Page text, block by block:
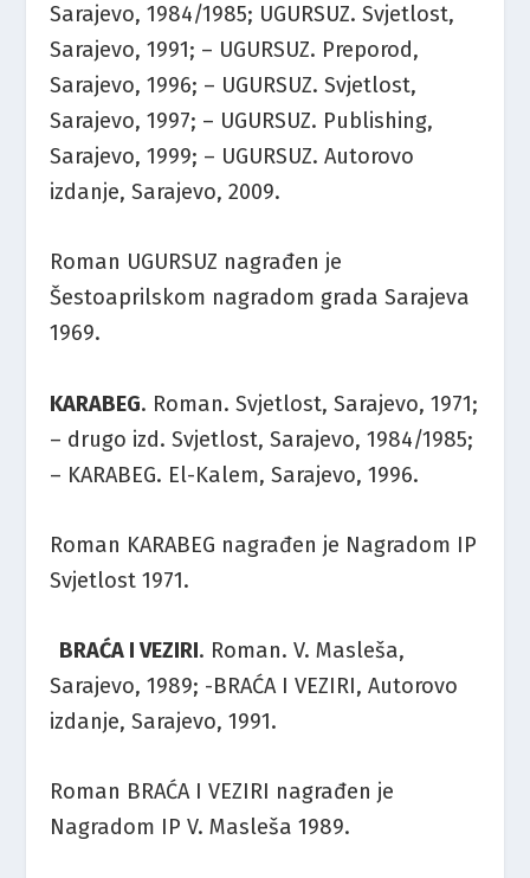
Sarajevo, 1984/1985; UGURSUZ. Svjetlost,
Sarajevo, 1991; – UGURSUZ. Preporod,
Sarajevo, 1996; – UGURSUZ. Svjetlost,
Sarajevo, 1997; – UGURSUZ. Publishing,
Sarajevo, 1999; – UGURSUZ. Autorovo
izdanje, Sarajevo, 2009.
Roman UGURSUZ nagrađen je
Šestoaprilskom nagradom grada Sarajeva
1969.
KARABEG. Roman. Svjetlost, Sarajevo, 1971;
– drugo izd. Svjetlost, Sarajevo, 1984/1985;
– KARABEG. El-Kalem, Sarajevo, 1996.
Roman KARABEG nagrađen je Nagradom IP
Svjetlost 1971.
BRAĆA I VEZIRI. Roman. V. Masleša,
Sarajevo, 1989; -BRAĆA I VEZIRI, Autorovo
izdanje, Sarajevo, 1991.
Roman BRAĆA I VEZIRI nagrađen je
Nagradom IP V. Masleša 1989.